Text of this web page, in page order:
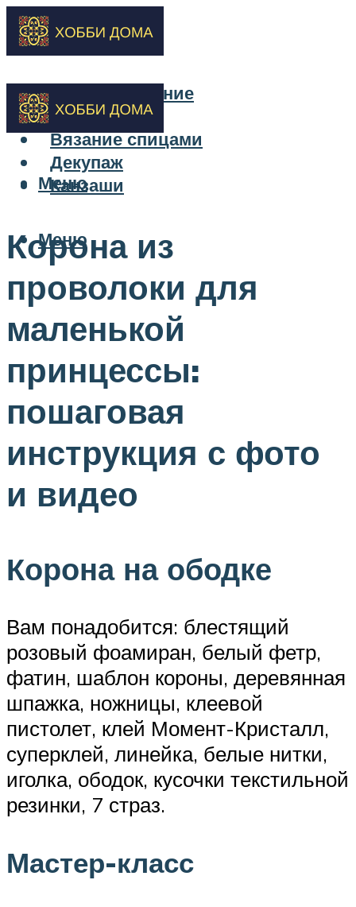
Бисероплетение
Вышивка
Вязание спицами
Декупаж
Канзаши
Меню
Меню
Корона из
проволоки для
маленькой
принцессы:
пошаговая
инструкция с фото
и видео
Корона на ободке
Вам понадобится: блестящий
розовый фоамиран, белый фетр,
фатин, шаблон короны, деревянная
шпажка, ножницы, клеевой
пистолет, клей Момент-Кристалл,
суперклей, линейка, белые нитки,
иголка, ободок, кусочки текстильной
резинки, 7 страз.
Мастер-класс